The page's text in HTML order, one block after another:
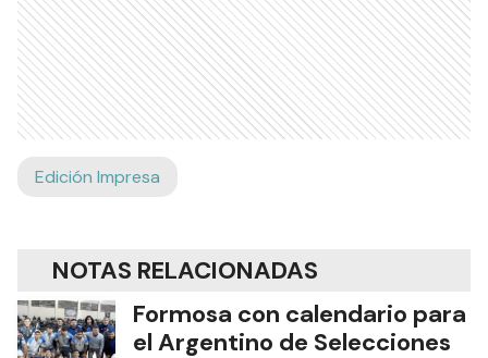
Edición Impresa
NOTAS RELACIONADAS
Formosa con calendario para
el Argentino de Selecciones